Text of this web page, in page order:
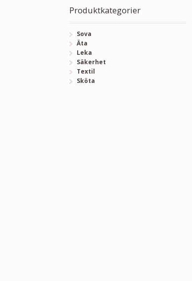
Produktkategorier
Sova
Äta
Leka
Säkerhet
Textil
Sköta